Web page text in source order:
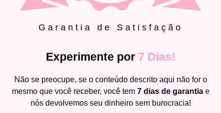
Garantia de Satisfação
Experimente por 7 Dias!
Não se preocupe, se o conteúdo descrito aqui não for o
mesmo que você receber, você tem 7 dias de garantiae
nós devolvemos seu dinheiro sem burocracia!